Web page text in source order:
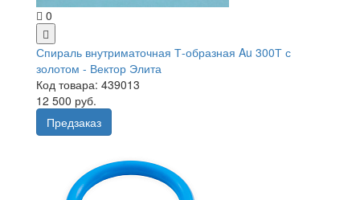
0
Спираль внутриматочная Т-образная Au 300Т с
золотом - Вектор Элита
Код товара: 439013
12 500 руб.
Предзаказ